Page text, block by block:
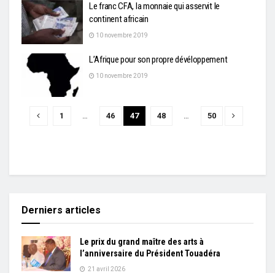
Le franc CFA, la monnaie qui asservit le
continent africain
10 novembre 2019
L’Afrique pour son propre dévéloppement
10 novembre 2019
1 … 46 47 48 … 50
Derniers articles
Le prix du grand maître des arts à
l’anniversaire du Président Touadéra
21 avril 2026